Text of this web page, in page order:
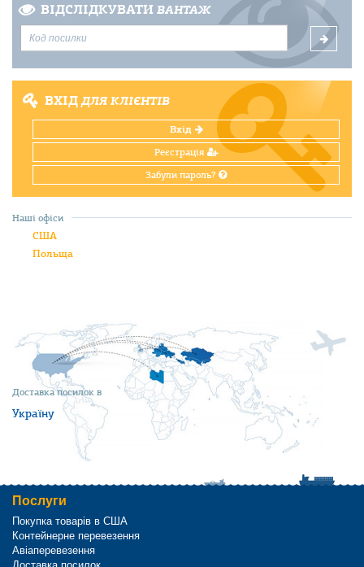
ВІДСЛІДКУВАТИ ВАНТАЖ
ВХІДДЛЯ КЛІЄНТІВ
Вхід
Реєстрація
Забули пароль?
Доставка посилок в
Україну
Наші офіси
США
Польща
Послуги
Покупка товарів в США
Контейнерне перевезення
Авіаперевезення